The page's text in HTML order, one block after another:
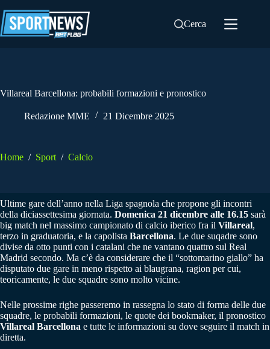
al
contenuto
Cerca
Villareal Barcellona: probabili formazioni e pronostico
Redazione MME 21 Dicembre 2025
Home / Sport / Calcio
Ultime gare dell’anno nella Liga spagnola che propone gli incontri
della diciassettesima giornata. Domenica 21 dicembre alle 16.15 sarà
big match nel massimo campionato di calcio iberico fra il Villareal,
terzo in graduatoria, e la capolista Barcellona. Le due suqadre sono
divise da otto punti con i catalani che ne vantano quattro sul Real
Madrid secondo. Ma c’è da considerare che il “sottomarino giallo” ha
disputato due gare in meno rispetto ai blaugrana, ragion per cui,
teoricamente, le due squadre sono molto vicine.
Nelle prossime righe passeremo in rassegna lo stato di forma delle due
squadre, le probabili formazioni, le quote dei bookmaker, il pronostico
Villareal Barcellona e tutte le informazioni su dove seguire il match in
diretta.